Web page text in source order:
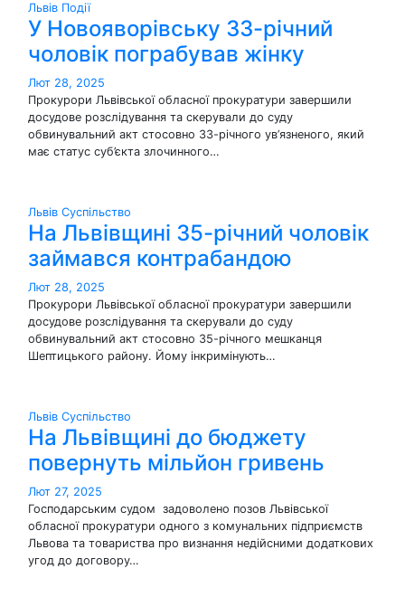
Львів Події
У Новояворівську 33-річний
чоловік пограбував жінку
Лют 28, 2025
Прокурори Львівської обласної прокуратури завершили
досудове розслідування та скерували до суду
обвинувальний акт стосовно 33-річного ув’язненого, який
має статус суб’єкта злочинного…
Львів Суспільство
На Львівщині 35-річний чоловік
займався контрабандою
Лют 28, 2025
Прокурори Львівської обласної прокуратури завершили
досудове розслідування та скерували до суду
обвинувальний акт стосовно 35-річного мешканця
Шептицького району. Йому інкримінують…
Львів Суспільство
На Львівщині до бюджету
повернуть мільйон гривень
Лют 27, 2025
Господарським судом задоволено позов Львівської
обласної прокуратури одного з комунальних підприємств
Львова та товариства про визнання недійсними додаткових
угод до договору…